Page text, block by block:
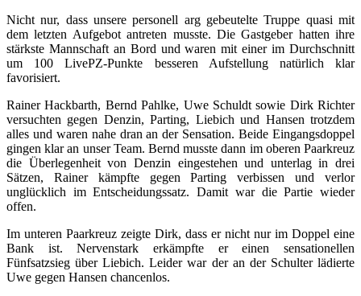
Nicht nur, dass unsere personell arg gebeutelte Truppe quasi mit
dem letzten Aufgebot antreten musste. Die Gastgeber hatten ihre
stärkste Mannschaft an Bord und waren mit einer im Durchschnitt
um 100 LivePZ-Punkte besseren Aufstellung natürlich klar
favorisiert.
Rainer Hackbarth, Bernd Pahlke, Uwe Schuldt sowie Dirk Richter
versuchten gegen Denzin, Parting, Liebich und Hansen trotzdem
alles und waren nahe dran an der Sensation. Beide Eingangsdoppel
gingen klar an unser Team. Bernd musste dann im oberen Paarkreuz
die Überlegenheit von Denzin eingestehen und unterlag in drei
Sätzen, Rainer kämpfte gegen Parting verbissen und verlor
unglücklich im Entscheidungssatz. Damit war die Partie wieder
offen.
Im unteren Paarkreuz zeigte Dirk, dass er nicht nur im Doppel eine
Bank ist. Nervenstark erkämpfte er einen sensationellen
Fünfsatzsieg über Liebich. Leider war der an der Schulter lädierte
Uwe gegen Hansen chancenlos.